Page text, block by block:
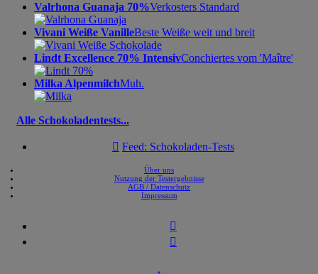
Valrhona Guanaja 70%Verkosters Standard
Vivani Weiße VanilleBeste Weiße weit und breit
Lindt Excellence 70% IntensivConchiertes vom 'Maître'
Milka AlpenmilchMuh.
Alle Schokoladentests...
 Feed: Schokoladen-Tests
Über uns
Nutzung der Testergebnisse
AGB / Datenschutz
Impressum

